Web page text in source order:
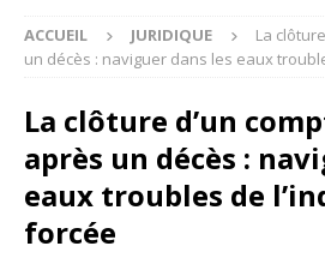
ACCUEIL JURIDIQUE
La
un décès : naviguer dans les eaux
La clôture d’un
après un décès :
eaux troubles de
forcée